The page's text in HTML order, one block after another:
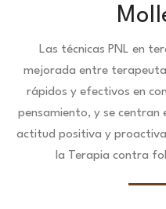
Las técnicas PNL en
mejorada entre
rápidos y efectivos en
pensamiento, y se centran
actitud positiva y
la Terapia contra